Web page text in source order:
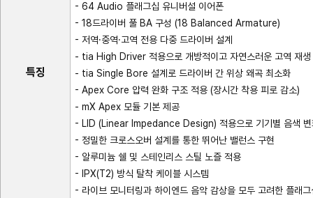
특징
- 64 Audio 플래그십 유니버설 이어폰
- 18드라이버 풀 BA 구성 (18 Balanced Armature)
- 저역·중역·고역 전용 다중 드라이버 설계
- tia High Driver 적용으로 개방적이고 자연스러운 고역 재생
- tia Single Bore 설계로 드라이버 간 위상 왜곡 최소화
- Apex Core 압력 완화 구조 적용 (장시간 착용 피로 감소)
- mX Apex 모듈 기본 제공
- LID (Linear Impedance Design) 적용으로 기기별 음색 변
- 정밀한 크로스오버 설계를 통한 뛰어난 밸런스 구현
- 알루미늄 쉘 및 스테인리스 스틸 노즐 적용
- IPX(T2) 방식 탈착 케이블 시스템
- 라이브 모니터링과 하이엔드 음악 감상을 모두 고려한 플래